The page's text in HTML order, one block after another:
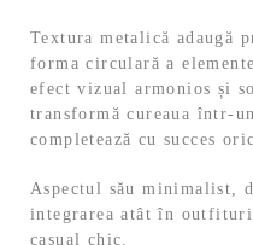
Textura metalică adaugă
forma circulară a
efect vizual armonios și
transformă cureaua într-
completează cu succes
Aspectul său minimalist,
integrarea atât în
casual chic.